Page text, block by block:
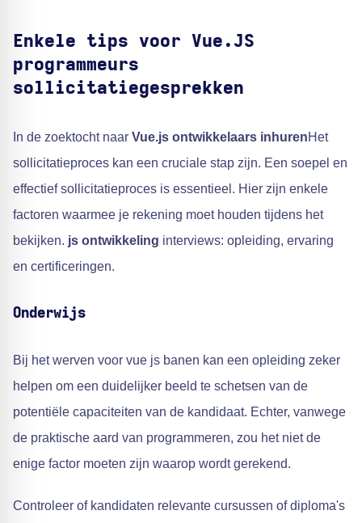
Enkele tips voor Vue.JS
programmeurs
sollicitatiegesprekken
In de zoektocht naar Vue.js ontwikkelaars inhurenHet
sollicitatieproces kan een cruciale stap zijn. Een soepel en
effectief sollicitatieproces is essentieel. Hier zijn enkele
factoren waarmee je rekening moet houden tijdens het
bekijken. js ontwikkeling interviews: opleiding, ervaring
en certificeringen.
Onderwijs
Bij het werven voor vue js banen kan een opleiding zeker
helpen om een duidelijker beeld te schetsen van de
potentiële capaciteiten van de kandidaat. Echter, vanwege
de praktische aard van programmeren, zou het niet de
enige factor moeten zijn waarop wordt gerekend.
Controleer of kandidaten relevante cursussen of diploma's